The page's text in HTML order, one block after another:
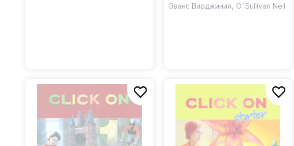
Эванс Вирджиния, O`Sullivan Neil